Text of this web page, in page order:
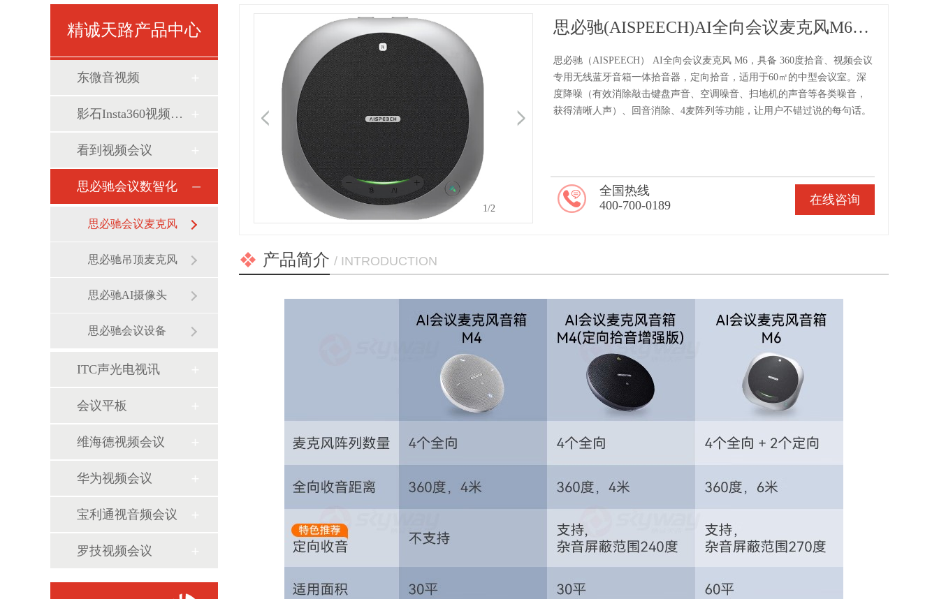
精诚天路产品中心
东微音视频
影石Insta360视频会议
看到视频会议
思必驰会议数智化
思必驰会议麦克风
思必驰吊顶麦克风
思必驰AI摄像头
思必驰会议设备
ITC声光电视讯
会议平板
维海德视频会议
华为视频会议
宝利通视音频会议
罗技视频会议
1/2
思必驰(AISPEECH)AI全向会议麦克风M6，全向+定向拾音，60㎡中型会议室
思必驰（AISPEECH） AI全向会议麦克风 M6，具备 360度拾音、视频会议
专用无线蓝牙音箱一体拾音器，定向拾音，适用于60㎡的中型会议室。深
度降噪（有效消除敲击键盘声音、空调噪音、扫地机的声音等各类噪音，
获得清晰人声）、回音消除、4麦阵列等功能，让用户不错过说的每句话。
在线咨询
全国热线
400-700-0189
产品简介 / INTRODUCTION